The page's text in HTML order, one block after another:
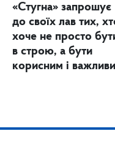
«Стугна» запрошує
до своїх лав тих,
хоче не просто
в строю, а бути
корисним і